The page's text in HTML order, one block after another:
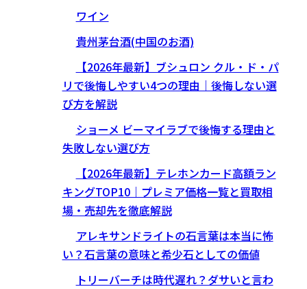
ワイン
貴州茅台酒(中国のお酒)
【2026年最新】ブシュロン クル・ド・パ
リで後悔しやすい4つの理由｜後悔しない選
び方を解説
ショーメ ビーマイラブで後悔する理由と
失敗しない選び方
【2026年最新】テレホンカード高額ラン
キングTOP10｜プレミア価格一覧と買取相
場・売却先を徹底解説
アレキサンドライトの石言葉は本当に怖
い？石言葉の意味と希少石としての価値
トリーバーチは時代遅れ？ダサいと言わ